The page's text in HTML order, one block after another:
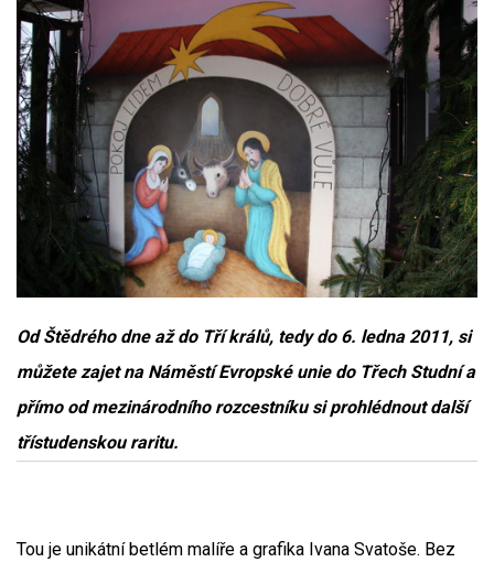
Od Štědrého dne až do Tří králů, tedy do 6. ledna 2011, si
můžete zajet na Náměstí Evropské unie do Třech Studní a
přímo od mezinárodního rozcestníku si prohlédnout další
třístudenskou raritu.
Tou je unikátní betlém malíře a grafika Ivana Svatoše. Bez